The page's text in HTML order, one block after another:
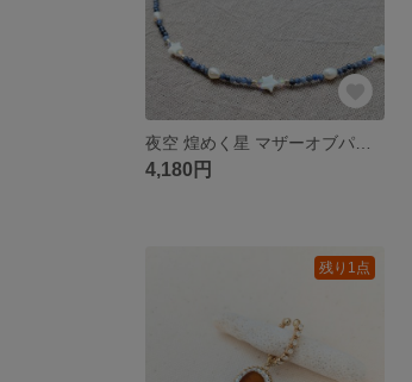
4,180円
残り1点